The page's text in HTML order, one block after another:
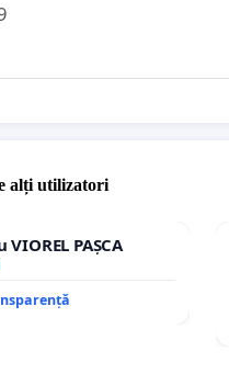
alți utilizatori
PAȘCA